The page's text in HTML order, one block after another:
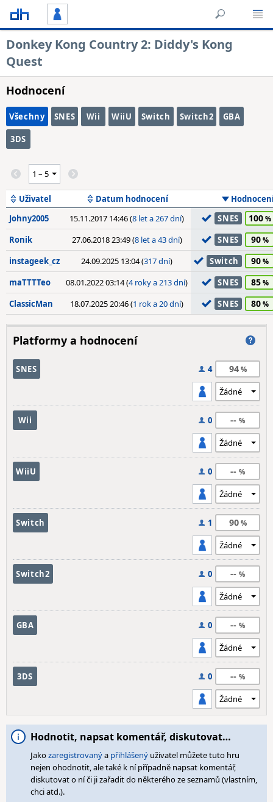
Donkey Kong Country 2: Diddy's Kong
Quest
Hodnocení
Všechny SNES Wii WiiU Switch Switch2 GBA
3DS
Uživatel Datum hodnocení
Johny2005
15.11.2017 14:46 (8 let a 267 dní) SNES 100
Ronik 27.06.2018 23:49 (8 let a 43 dní) SNES 90
instageek_cz 24.09.2025 13:04 (317 dní) Switch 90
maTTTTeo 08.01.2022 03:14 (4 roky a 213 dní) SNES 85
ClassicMan 18.07.2025 20:46 (1 rok a 20 dní) SNES 80
Platformy a hodnocení
SNES 4 94
Wii 0 --
WiiU 0 --
Switch 1 90
Switch2 0 --
GBA 0 --
3DS 0 --
Hodnotit, napsat komentář, diskutovat…
Jakozaregistrovanýa přihlášený uživatel můžete tuto hru
nejen ohodnotit, ale také k ní případně napsat komentář,
diskutovat o ní či ji zařadit do některého ze seznamů (vlastním,
chci atd.).